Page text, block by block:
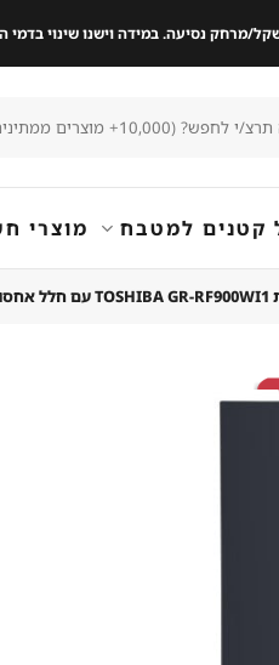
מרחק נסיעה. במידה וישנו שינוי
קטנים למטבח מוצרי